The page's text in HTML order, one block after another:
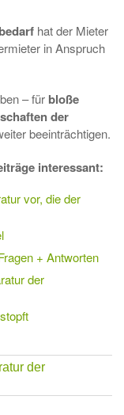
hat der Mieter
in Anspruch
– für bloße
der
beeinträchtigen.
interessant:
vor, die der
+ Antworten
der
der